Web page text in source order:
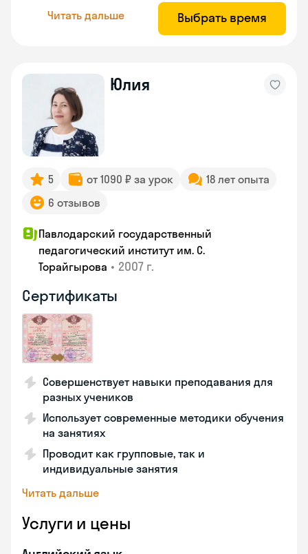
Читать дальше Выбрать время
Юлия
5 от 1090 ₽ за урок
18 лет опыта
6 отзывов
Павлодарский государственный
педагогический институт им. С.
Торайгырова • 2007 г.
Сертификаты
Совершенствует навыки преподавания для
разных учеников
Использует современные методики обучения
на занятиях
Проводит как групповые, так и
индивидуальные занятия
Читать дальше
Услуги и цены